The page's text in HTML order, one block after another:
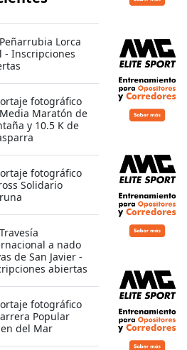
Lorca
- Inscripciones
fotográfico
Maratón de
y 10.5 K de
fotográfico
Solidario
a nado
de San Javier -
abiertas
fotográfico
Popular
del Mar